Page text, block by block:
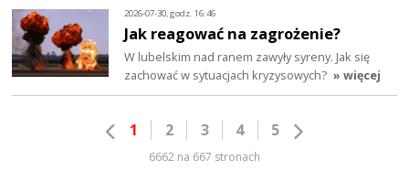
2026-07-30, godz. 16:46
Jak reagować na zagrożenie?
W lubelskim nad ranem zawyły syreny. Jak się
zachować w sytuacjach kryzysowych? » więcej
1 2 3 4 5
6662 na 667 stronach